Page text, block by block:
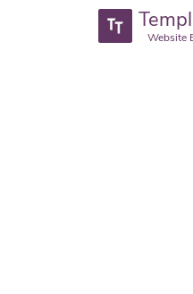
Website